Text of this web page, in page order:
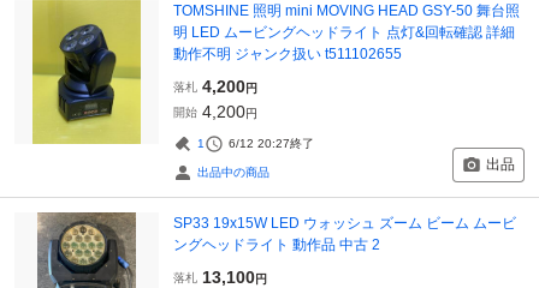
TOMSHINE 照明 mini MOVING HEAD GSY-50 舞台照
明 LED ムービングヘッドライト 点灯&回転確認 詳細
動作不明 ジャンク扱い t511102655
落札 4,200円
開始 4,200円
1 6/12 20:27終了
出品中の商品 出品
SP33 19x15W LED ウォッシュ ズーム ビーム ムービ
ングヘッドライト 動作品 中古 2
落札 13,100円